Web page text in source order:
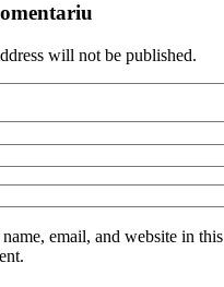
will not be published.
name, email, and website in